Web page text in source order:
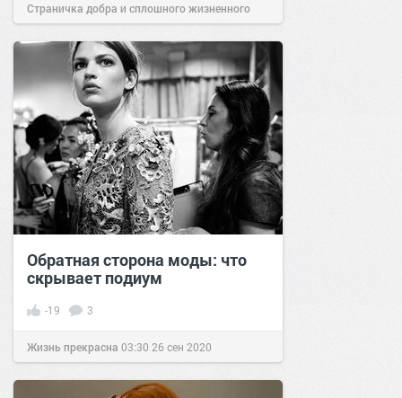
Страничка добра и сплошного жизненного
позитива!15:5830 мар 2026
Обратная сторона моды: что
скрывает подиум
-19 3
Жизнь прекрасна 03:30 26 сен 2020